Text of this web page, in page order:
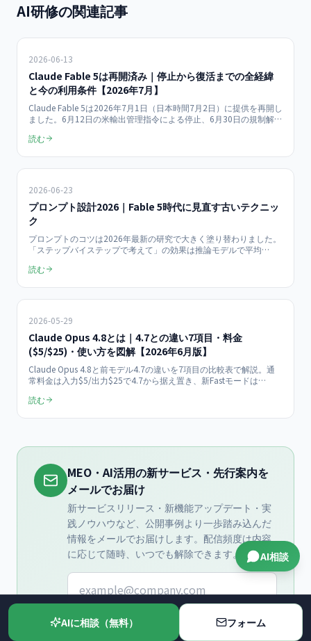
AI研修の関連記事
2026-06-13
Claude Fable 5は再開済み｜停止から復活までの全経緯
と今の利用条件【2026年7月】
Claude Fable 5は2026年7月1日（日本時間7月2日）に提供を再開し
ました。6月12日の米輸出管理指令による停止、6月30日の規制解
もとづき時系列で整理します。停止期間に浮かび上がった「特定モ
読む
2026-06-23
プロンプト設計2026｜Fable 5時代に見直す古いテクニッ
ク
プロンプトのコツは2026年最新の研究で大きく塗り替わりました。
「ステップバイステップで考えて」の効果は推論モデルで平均
6月）。Claude Fable 5時代に捨てるべき5つの古いテクニックと、
読む
2026-05-29
Claude Opus 4.8とは｜4.7との違い7項目・料金
($5/$25)・使い方を図解【2026年6月版】
Claude Opus 4.8と前モデル4.7の違いを7項目の比較表で解説。通
常料金は入力$5/出力$25で4.7から据え置き、新Fastモードは
び出しも効率化。価格・使い方・Claude Code新機能まで実機検証
読む
MEO・AI活用の新サービス・先行案内を
メールでお届け
新サービスリリース・新機能アップデート・実
践ノウハウなど、公開事例より一歩踏み込んだ
情報をメールでお届けします。配信頻度は内容
に応じて随時、いつでも解除できます。
メールアドレス
AIに相談（無料） フォーム
AI相談